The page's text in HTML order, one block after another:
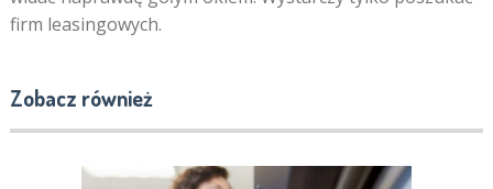
firm leasingowych.
Zobacz również